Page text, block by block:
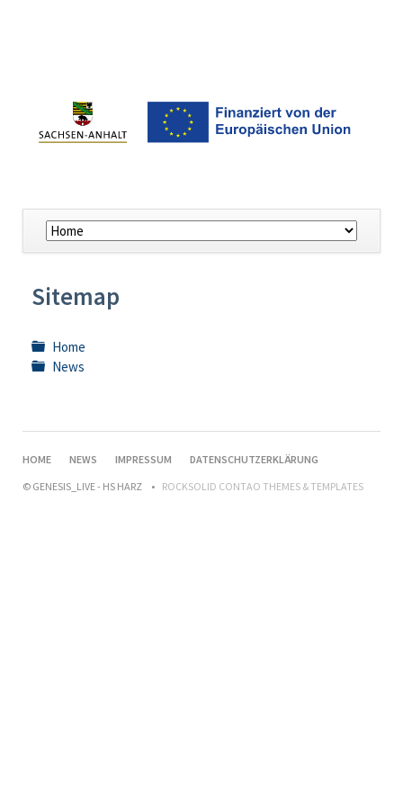
Navigation
überspringen
Sitemap
Home
News
NAVIGATION
HOME NEWS IMPRESSUM
DATENSCHUTZERKLÄRUNG
© GENESIS_LIVE - HS HARZ
ROCKSOLID CONTAO THEMES & TEMPLATES